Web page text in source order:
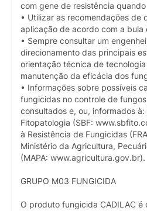
com gene de resistência
• Utilizar as recomendações de
aplicação de acordo com a bula
• Sempre consultar um
direcionamento das principais
orientação técnica de
manutenção da eficácia dos
• Informações sobre possíveis
fungicidas no controle de
consultados e, ou, informados
Fitopatologia (SBF:
à Resistência de Fungicidas
Ministério da Agricultura,
(MAPA: www.agricultura.gov.br).
GRUPO M03 FUNGICIDA
O produto fungicida CADILAC é